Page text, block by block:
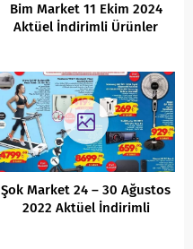
Bim Market 11 Ekim 2024
Aktüel İndirimli Ürünler
Şok Market 24 – 30 Ağustos
2022 Aktüel İndirimli